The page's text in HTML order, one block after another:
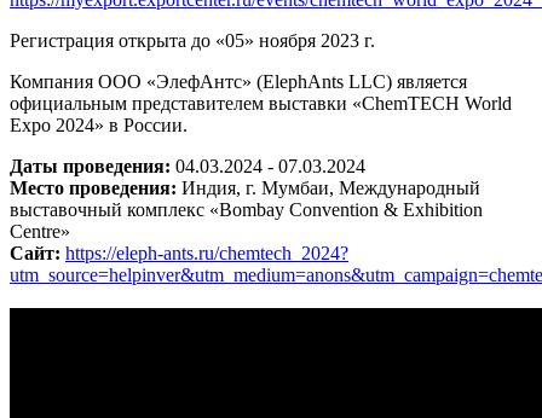
Регистрация открыта до «05» ноября 2023 г.
Компания ООО «ЭлефАнтс» (ElephAnts LLC) является
официальным представителем выставки «ChemTECH World
Expo 2024» в России.
Даты проведения: 04.03.2024 - 07.03.2024
Место проведения: Индия, г. Мумбаи, Международный
выставочный комплекс «Bombay Convention & Exhibition
Centre»
Сайт: https://eleph-ants.ru/chemtech_2024?